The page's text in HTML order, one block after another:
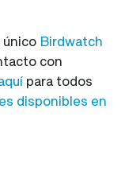
Birdwatch
con
para todos
disponibles en